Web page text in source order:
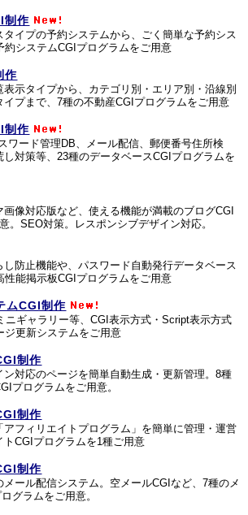
制作
イプの予約システムから、ごく簡単な予約シス
約システムCGIプログラムをご用意
作
表示タイプから、カテゴリ別・エリア別・沿線別
イプまで、7種の不動産CGIプログラムをご用意
制作
ワード管理DB、メール配信、郵便番号住所検
対策等、23種のデータベースCGIプログラムを
画像対応版など、使える機能が満載のブログCGI
。SEO対策。レスポンシブデザイン対応。
し防止機能や、パスワード自動発行データベース
性能掲示板CGIプログラムをご用意
ムCGI制作
ニギャラリー等、CGI表示方式・Script表示方式
ジ更新システムをご用意
制作
ン対応のページを簡単自動生成・更新管理。8種
プログラムをご用意。
制作
アフィリエイトプログラム」を簡単に管理・運営
トCGIプログラムを1種ご用意
制作
メール配信システム。空メールCGIなど、7種のメ
グラムをご用意。